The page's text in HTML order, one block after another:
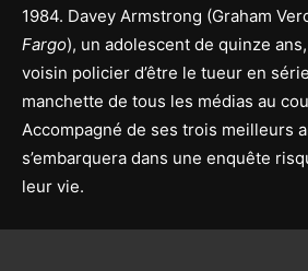
1984. Davey Armstrong (Graham
Fargo), un adolescent de quinze
voisin policier d’être le tueur en
manchette de tous les médias au
Accompagné de ses trois meilleurs
s’embarquera dans une enquête
leur vie.